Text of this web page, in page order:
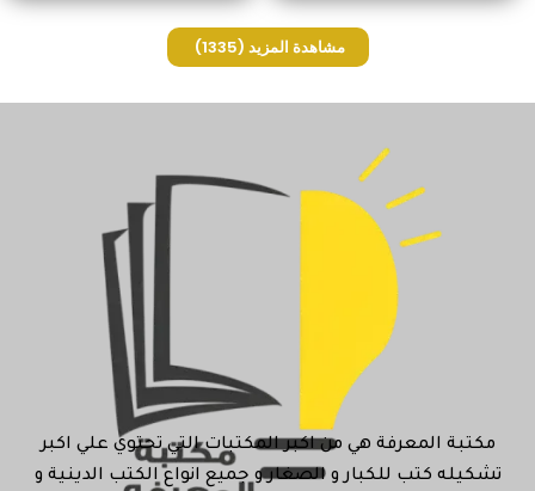
مشاهدة المزيد (1335)
مكتبة المعرفة هي من اكبر المكتبات التي تحتوي علي اكبر
تشكيله كتب للكبار و الصغار و جميع انواع الكتب الدينية و